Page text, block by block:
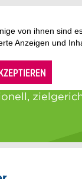
von ihnen
Anzeigen und